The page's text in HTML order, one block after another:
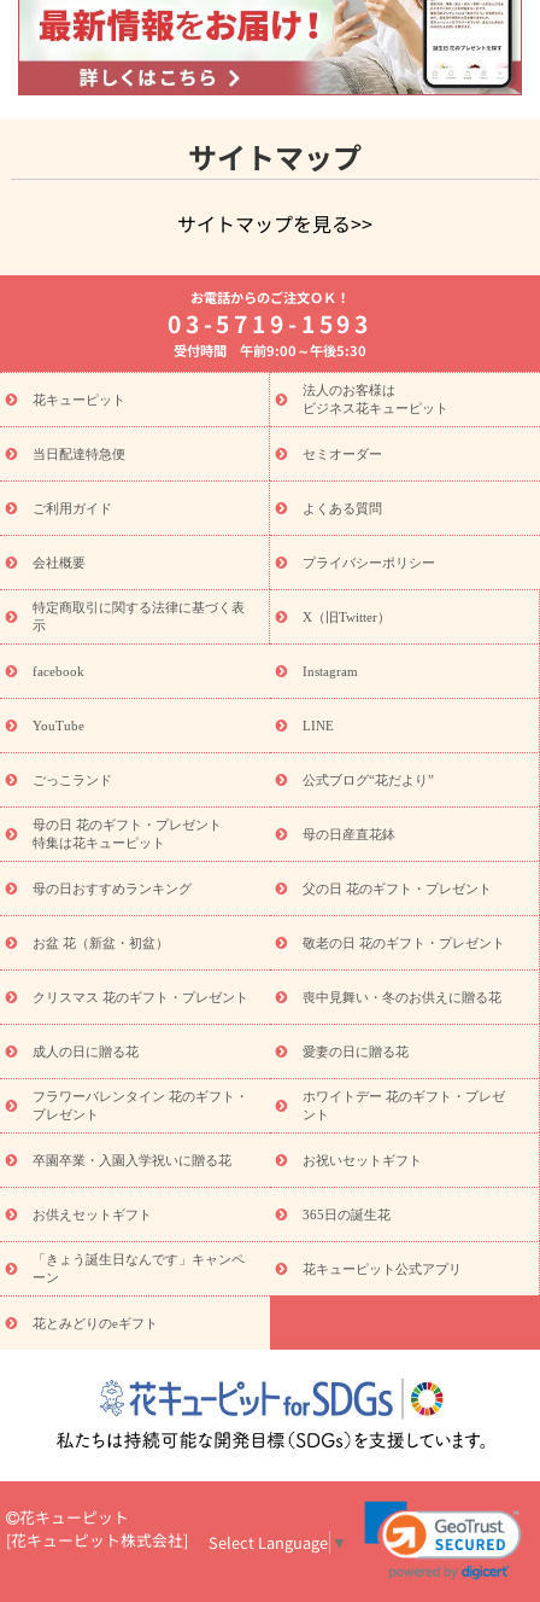
サイトマップ
サイトマップを見る>>
よく贈られる花
お祝いの花特集
誕生日フラワーギフト特集
8月の誕生花(トルコキキョウ)
開店・開業祝い
お供え・お悔やみ お供え・お悔やみの花
通夜・葬儀に贈る花 胡蝶蘭・花鉢
ーブドフラワー
季節のイベント
ひまわり ギフト・プレゼント
特集
お盆 花（新盆・初盆） 季節のイベント
お盆 花（新
盆・初盆）
お盆 花（新盆・初盆）
お盆・お供え 花とセットギ
フト
お盆・お供え プリザーブドフラワー
ひまわり ギフト・プ
レゼント特集
夏の花贈り・お中元・暑中見舞い 花のギフト特集
敬老の日におくる花ギフト・プレゼント特集
花ギフト・プレゼント特集
敬老の日 花のおすすめランキング
敬
老の日 花鉢植えのギフト・プレゼント特集
敬老の日 花とセットギ
フト・プレゼント特集
敬老の日の花 全てのギフト一覧
キャン
ペーン
映画『ウォーターガーディアンズ』コラボキャンペーン
「きょう誕生日なんです」キャンペーン
誕生日の花を探す
誕生日フラワーギフト 誕生日フラワーギフト特集
(トルコキキョウ)
9月の誕生花(リンドウ)
ら探す
お祝いの花特集 当日配達特急便 お祝い商品一覧
念日
結婚祝い 出産祝い 退院祝い・快気祝い
寿祝い
プチギフト ペットのお祝いフラワー
供え・お悔やみ商品一覧
お供え・お悔やみの花
四十九日法要以
お供え プリザーブドフラワー
ペットのお供えフラワー
お盆（新
盆・初盆）
その他 お祝い返し お見舞い
お取り寄せギフト
ビジネス用
ご自宅用 観葉植物 ミディ胡蝶蘭
プリザーブ
ドフラワー
スタイルから探す アレンジメント 花束
スタ
ンド花
お祝い お供え・お悔やみ 胡蝶蘭 胡蝶蘭・花鉢
ディ胡蝶蘭・お祝い
ミディ胡蝶蘭・お供え
世界初の青色胡蝶蘭
観葉植物
観葉植物 産直多肉植物
プリザーブドフラワー
お祝い
お供え・お悔やみ 花とセットギフト
セミオーダー
プチギフト（hanamore -ハナモア-）
花とみどりのeギフト
キューピットのeGfit
カラー ピンク イエローオレンジ
レッ
ド
お花の種類 トルコキキョウ
お祝い お祝い・3000円～ お祝い・4000円～
お祝い・
5000円～
お祝い・7000円～ お祝い・ 10000円～
お供え・お
悔やみ
円～
お供え・お悔やみ・
いのマナー
定年退職祝いのマナー
お祝いを贈るときのマナー・
花キューピットのお祝いコラム一覧
誕生日のお花を「色
彩心理学」で選ぶ方法
結婚祝いの予算相場
出産祝いお役立ち情
ール
新築引っ越し祝いコラム お祝い花のマナー総まとめ
職
場上司や先輩へ贈るお祝い花の正解は？
開店祝いの花 選び方ガイ
お電話からのご注文ＯＫ！
03-5719-1593
受付時間 午前9:00～午後5:30
花キューピット
法人のお客様は
ビジネス花キューピット
当日配達特急便 セミオーダー
ご利用ガイド よくある質問
会社概要 プライバシーポリシー
特定商取引に関する法律に基づく表
示
X（旧Twitter）
facebook Instagram
YouTube LINE
ごっこランド 公式ブログ“花だより”
母の日 花のギフト・プレゼント
特集は花キューピット
母の日産直花鉢
母の日おすすめランキング 父の日 花のギフト・プレゼント
お盆 花（新盆・初盆） 敬老の日 花のギフト・プレゼント
クリスマス 花のギフト・プレゼント 喪中見舞い・冬のお供えに贈る花
成人の日に贈る花 愛妻の日に贈る花
フラワーバレンタイン 花のギフト・
プレゼント
ホワイトデー 花のギフト・プレゼ
ント
卒園卒業・入園入学祝いに贈る花 お祝いセットギフト
お供えセットギフト 365日の誕生花
「きょう誕生日なんです」キャンペ
ーン
花キューピット公式アプリ
花とみどりのeギフト
花キューピット
[花キューピット株式会社] Select Language ▼